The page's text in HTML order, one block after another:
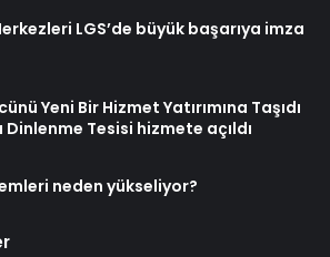
LGS’de büyük başarıya imza
Yeni Bir Hizmet Yatırımına Taşıdı
Dinlenme Tesisi hizmete açıldı
neden yükseliyor?